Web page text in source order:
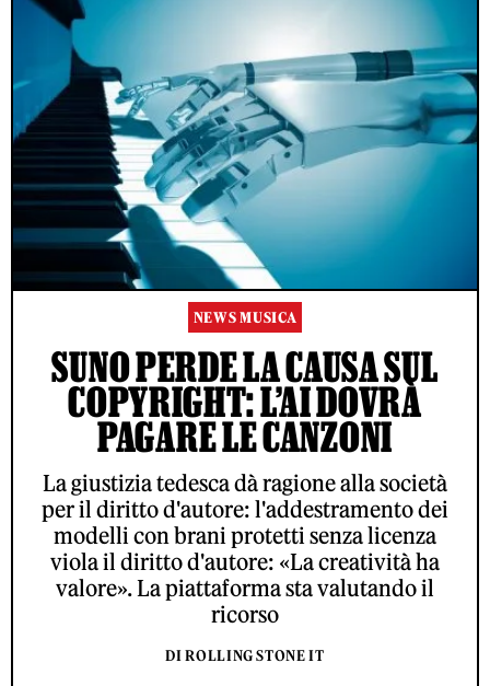
NEWS MUSICA
SUNO PERDE LA CAUSA SUL
COPYRIGHT: L’AI DOVRÀ
PAGARE LE CANZONI
La giustizia tedesca dà ragione alla società
per il diritto d'autore: l'addestramento dei
modelli con brani protetti senza licenza
viola il diritto d'autore: «La creatività ha
valore». La piattaforma sta valutando il
ricorso
DI ROLLING STONE IT